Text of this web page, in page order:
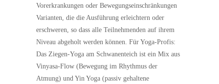
Vorerkrankungen oder Bewegungseinschränkungen
Varianten, die die Ausführung erleichtern oder
erschweren, so dass alle Teilnehmenden auf ihrem
Niveau abgeholt werden können. Für Yoga-Profis:
Das Ziegen-Yoga am Schwanenteich ist ein Mix aus
Vinyasa-Flow (Bewegung im Rhythmus der
Atmung) und Yin Yoga (passiv gehaltene